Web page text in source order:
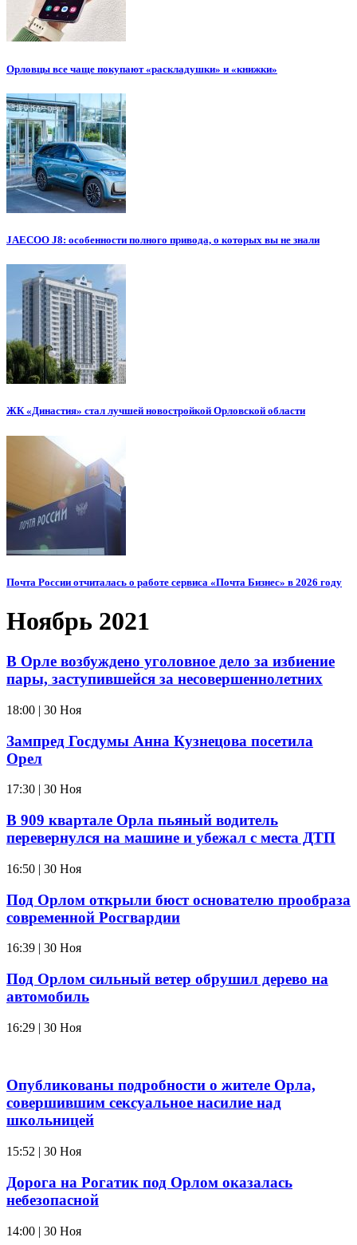
Орловцы все чаще покупают «раскладушки» и «книжки»
JAECOO J8: особенности полного привода, о которых вы не знали
ЖК «Династия» стал лучшей новостройкой Орловской области
Почта России отчиталась о работе сервиса «Почта Бизнес» в 2026 году
Ноябрь 2021
В Орле возбуждено уголовное дело за избиение
пары, заступившейся за несовершеннолетних
18:00 | 30 Ноя
Зампред Госдумы Анна Кузнецова посетила
Орел
17:30 | 30 Ноя
В 909 квартале Орла пьяный водитель
перевернулся на машине и убежал с места ДТП
16:50 | 30 Ноя
Под Орлом открыли бюст основателю прообраза
современной Росгвардии
16:39 | 30 Ноя
Под Орлом сильный ветер обрушил дерево на
автомобиль
16:29 | 30 Ноя
Опубликованы подробности о жителе Орла,
совершившим сексуальное насилие над
школьницей
15:52 | 30 Ноя
Дорога на Рогатик под Орлом оказалась
небезопасной
14:00 | 30 Ноя